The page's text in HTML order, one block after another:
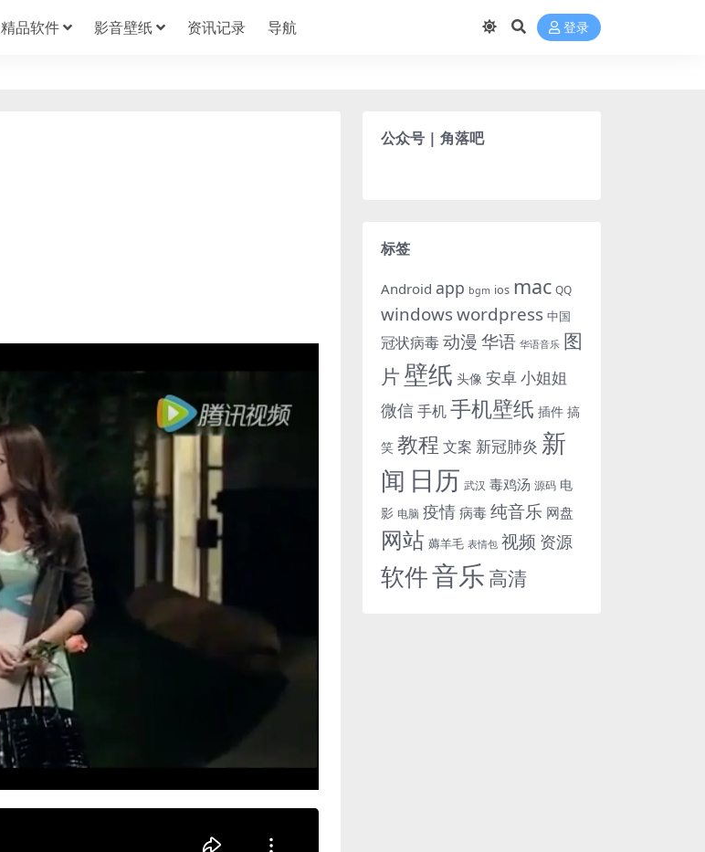
精品软件 影音壁纸 资讯记录 导航 登录
公众号 | 角落吧
标签
Android app bgm ios mac QQ
windowswordpress 中国
冠状病毒动漫 华语 华语音乐 图
片 壁纸 头像 安卓小姐姐
微信手机手机壁纸 插件 搞
笑 教程 文案 新冠肺炎 新
闻 日历 武汉 毒鸡汤 源码 电
影 电脑 疫情 病毒 纯音乐 网盘
网站 薅羊毛 表情包 视频 资源
软件音乐 高清